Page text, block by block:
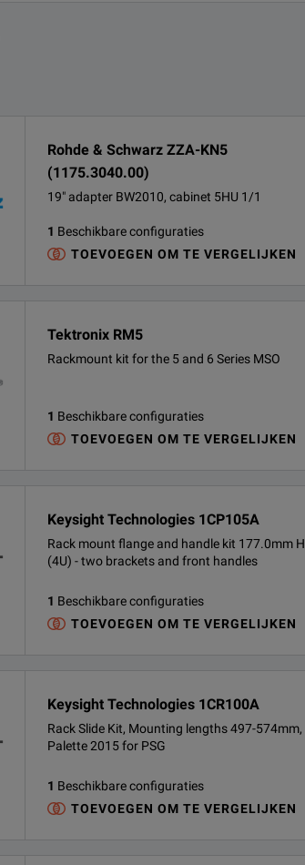
Rohde & Schwarz ZZA-KN5
(1175.3040.00)
19" adapter BW2010, cabinet 5HU 1/1
1 Beschikbare configuraties
TOEVOEGEN OM TE VERGELIJKEN
Tektronix RM5
Rackmount kit for the 5 and 6 Series MSO
1 Beschikbare configuraties
TOEVOEGEN OM TE VERGELIJKEN
Keysight Technologies 1CP105A
Rack mount flange and handle kit 177.0mm H
(4U) - two brackets and front handles
1 Beschikbare configuraties
TOEVOEGEN OM TE VERGELIJKEN
Keysight Technologies 1CR100A
Rack Slide Kit, Mounting lengths 497-574mm,
Palette 2015 for PSG
1 Beschikbare configuraties
TOEVOEGEN OM TE VERGELIJKEN